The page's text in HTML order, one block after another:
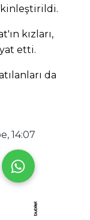
kızları,
etti.
da
14:07